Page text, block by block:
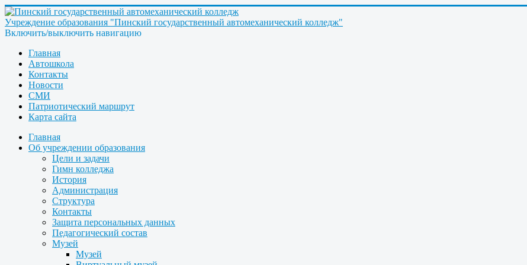
Учреждение образования "Пинский государственный автомеханический колледж"
Включить/выключить навигацию
Главная
Автошкола
Контакты
Новости
СМИ
Патриотический маршрут
Карта сайта
Главная
Об учреждении образования
Цели и задачи
Гимн колледжа
История
Администрация
Структура
Контакты
Защита персональных данных
Педагогический состав
Музей
Музей